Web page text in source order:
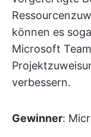
können es
Microsoft
verbessern.
Gewinner: